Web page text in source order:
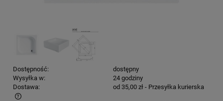
Dostępność:
dostępny
Wysyłka w:
24 godziny
Dostawa:
od 35,00 zł - Przesyłka kurierska